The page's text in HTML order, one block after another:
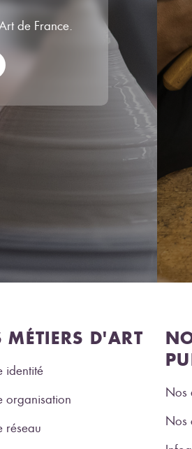
de France.
MÉTIERS D'ART
identité
organisation
réseau
Nos
Nos